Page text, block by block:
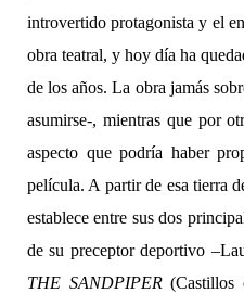
introvertido protagonista y el
obra teatral, y hoy día ha
de los años. La obra jamás
asumirse-, mientras que por
aspecto que podría haber
película. A partir de esa tierra
establece entre sus dos
de su preceptor deportivo
THE SANDPIPER(Castillos